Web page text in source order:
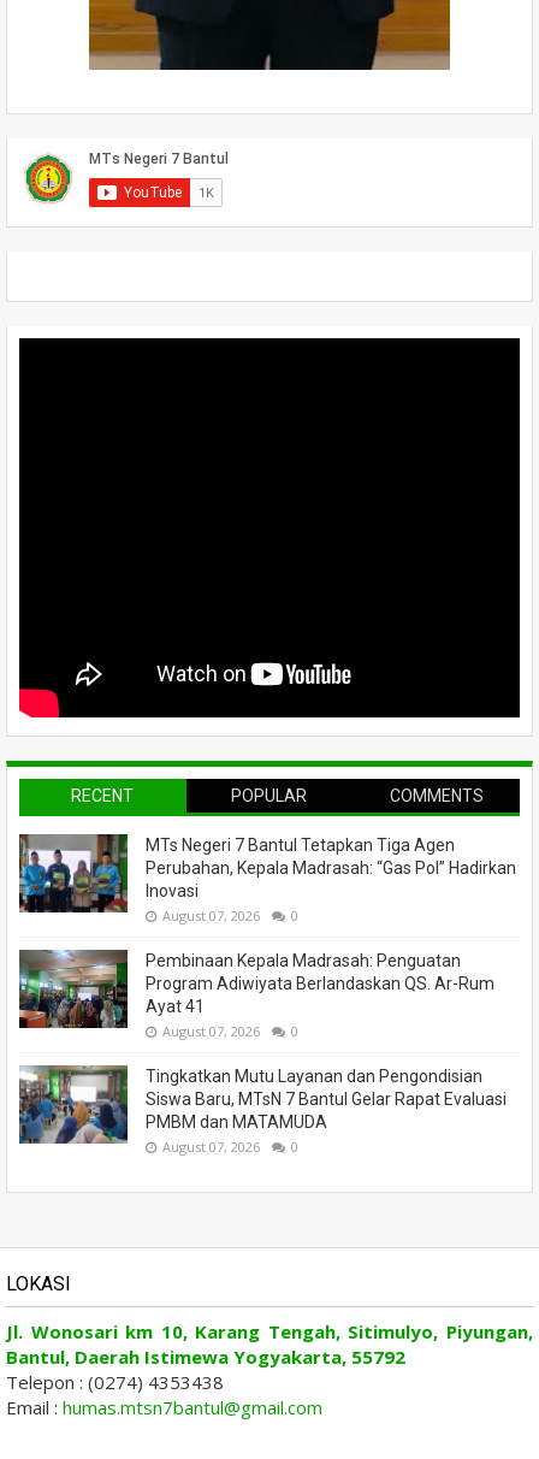
RECENT POPULAR COMMENTS
MTs Negeri 7 Bantul Tetapkan Tiga Agen
Perubahan, Kepala Madrasah: “Gas Pol” Hadirkan
Inovasi
August 07, 2026 0
Pembinaan Kepala Madrasah: Penguatan
Program Adiwiyata Berlandaskan QS. Ar-Rum
Ayat 41
August 07, 2026 0
Tingkatkan Mutu Layanan dan Pengondisian
Siswa Baru, MTsN 7 Bantul Gelar Rapat Evaluasi
PMBM dan MATAMUDA
August 07, 2026 0
LOKASI
Jl. Wonosari km 10, Karang Tengah, Sitimulyo, Piyungan,
Bantul, Daerah Istimewa Yogyakarta, 55792
Telepon : (0274) 4353438
Email : humas.mtsn7bantul@gmail.com